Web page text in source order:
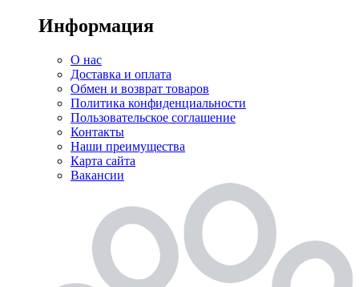
Информация
О нас
Доставка и оплата
Обмен и возврат товаров
Политика конфиденциальности
Пользовательское соглашение
Контакты
Наши преимущества
Карта сайта
Вакансии